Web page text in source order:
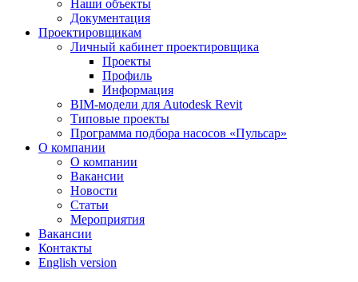
Наши объекты
Документация
Проектировщикам
Личный кабинет проектировщика
Проекты
Профиль
Информация
BIM-модели для Autodesk Revit
Типовые проекты
Программа подбора насосов «Пульсар»
О компании
О компании
Вакансии
Новости
Статьи
Мероприятия
Вакансии
Контакты
English version